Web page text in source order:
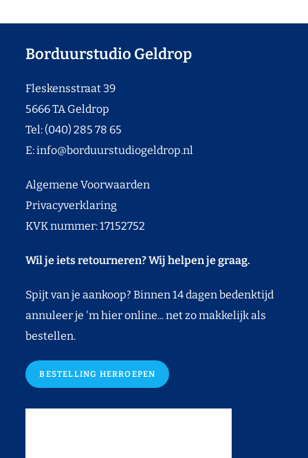
Borduurstudio Geldrop
Fleskensstraat 39
5666 TA Geldrop
Tel: (040) 285 78 65
E:info@borduurstudiogeldrop.nl
Algemene Voorwaarden
Privacyverklaring
KVK nummer: 17152752
Wil je iets retourneren? Wij helpen je graag.
Spijt van je aankoop? Binnen 14 dagen bedenktijd
annuleer je 'm hier online... net zo makkelijk als
bestellen.
BESTELLING HERROEPEN